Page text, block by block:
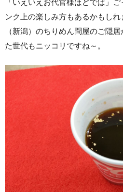
ンク上の楽しみ方もあるかもし
（新潟）のちりめん問屋のご隠
た世代もニッコリですね～。